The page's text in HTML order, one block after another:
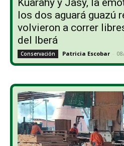
los dos aguará guazú
volvieron a correr
del Iberá
Conservación Patricia Escobar -